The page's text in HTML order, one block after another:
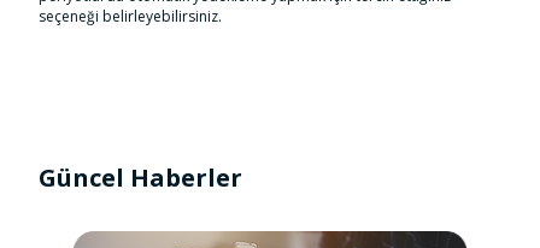
seçeneği belirleyebilirsiniz.
Güncel Haberler